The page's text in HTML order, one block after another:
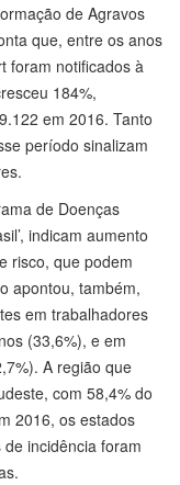
de Agravos
que, entre os anos
foram notificados à
184%,
em 2016. Tanto
período sinalizam
de Doenças
indicam aumento
risco, que podem
apontou, também,
em trabalhadores
(33,6%), e em
A região que
com 58,4% do
2016, os estados
incidência foram